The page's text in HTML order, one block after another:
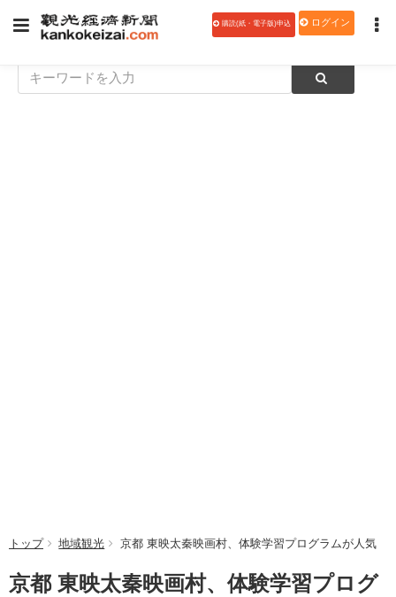
購読(紙・電子版)申込 ログイン
トップ 地域観光 京都 東映太秦映画村、体験学習プログラムが人気
京都 東映太秦映画村、体験学習プログ